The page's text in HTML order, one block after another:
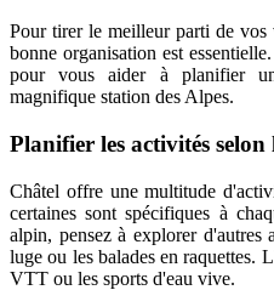
Pour tirer le meilleur parti de vos
bonne organisation est
pour vous aider à planifier
magnifique station des Alpes.
Planifier les activités selon
Châtel offre une multitude
certaines sont spécifiques à
alpin, pensez à explorer
luge ou les balades en raquettes.
VTT ou les sports d'eau vive.